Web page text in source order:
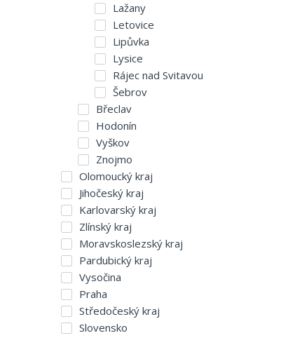
Lažany
Letovice
Lipůvka
Lysice
Rájec nad Svitavou
Šebrov
Břeclav
Hodonín
Vyškov
Znojmo
Olomoucký kraj
Jihočeský kraj
Karlovarský kraj
Zlínský kraj
Moravskoslezský kraj
Pardubický kraj
Vysočina
Praha
Středočeský kraj
Slovensko